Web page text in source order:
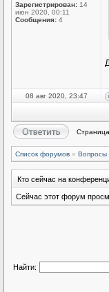
Зарегистрирован: 14
июн 2020, 00:11
Сообщения: 4
08 авг 2020, 23:47
Страница
Список форумов » Вопросы
Кто сейчас на
Сейчас этот форум
Найти: